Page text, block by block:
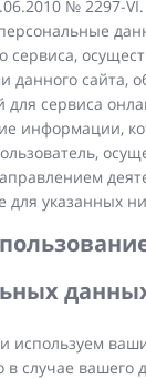
№ 2297-
сервиса,
данного сайта,
для сервиса
информации,
для указанных
используем
в случае вашего